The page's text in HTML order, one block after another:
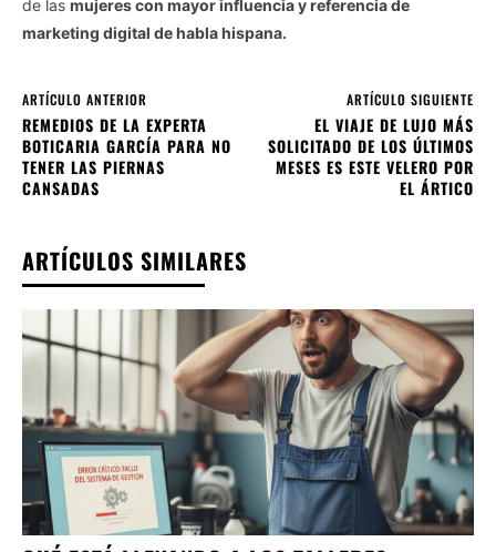
de las mujeres con mayor influencia y referencia de
marketing digital de habla hispana.
ARTÍCULO ANTERIOR
REMEDIOS DE LA EXPERTA
BOTICARIA GARCÍA PARA NO
TENER LAS PIERNAS
CANSADAS
ARTÍCULO SIGUIENTE
EL VIAJE DE LUJO MÁS
SOLICITADO DE LOS ÚLTIMOS
MESES ES ESTE VELERO POR
EL ÁRTICO
ARTÍCULOS SIMILARES